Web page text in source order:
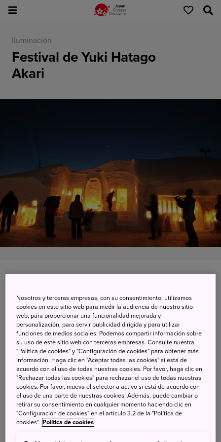
lluminación
Festival de Yuki Hatago
Akari
Ver en Google Maps
Información de transporte
La historia de Shizu contada con
nieve
El festival de Yuki Hatago Akari se celebra de finales de
febrero a principios de marzo en Gassan-Shizu. El festival,
cuyo nombre significa «luz en la nieve», es una buena
Nosotros y terceras empresas, con su consentimiento, utilizamos
cookies en este sitio web para medir la audiencia de nuestro sitio
web, para proporcionar una funcionalidad mejorada y
personalización, para servir publicidad dirigida y para utilizar
funciones de medios sociales. Podemos compartir información sobre
su uso de este sitio web con terceras empresas. Consulte nuestra
"Política de cookies" y "Configuración de cookies" para obtener más
información. Haga clic en "Aceptar todas las cookies" si está de
acuerdo con el uso de todas nuestras cookies. Por favor, haga clic en
"Rechazar todas las cookies" para rechazar el uso de todas nuestras
cookies. Por favor, mueva el selector a activo si está de acuerdo con
el uso de una parte de nuestras cookies. Además, puede cambiar o
retirar su consentimiento en cualquier momento haciendo clic en
"Configuración de cookies" en el artículo 3.2 de la "Política de
cookies". Política de cookies